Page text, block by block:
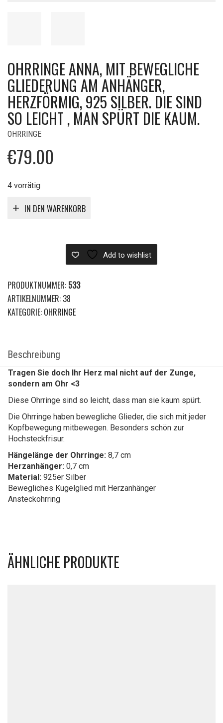
OHRRINGE ANNA, MIT BEWEGLICHE
GLIEDERUNG AM ANHÄNGER,
HERZFÖRMIG, 925 SILBER. DIE SIND
SO LEICHT , MAN SPÜRT DIE KAUM.
OHRRINGE
€79.00
4 vorrätig
IN DEN WARENKORB
Add to wishlist
PRODUKTNUMMER: 533
ARTIKELNUMMER: 38
KATEGORIE: OHRRINGE
Beschreibung
Tragen Sie doch Ihr Herz mal nicht auf der Zunge,
sondern am Ohr <3
Diese Ohrringe sind so leicht, dass man sie kaum spürt.
Die Ohrringe haben bewegliche Glieder, die sich mit jeder
Kopfbewegung mitbewegen. Besonders schön zur
Hochsteckfrisur.
Hängelänge der Ohrringe: 8,7 cm
Herzanhänger: 0,7 cm
Material: 925er Silber
Bewegliches Kugelglied mit Herzanhänger
Ansteckohrring
ÄHNLICHE PRODUKTE